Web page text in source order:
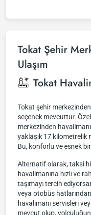
Tokat Şehir
Ulaşım
Tokat
Tokat şehir
seçenek mevcuttur.
merkezinden
yaklaşık 17 kilometrelik
Bu, konforlu ve esnek
Alternatif olarak, taksi
havalimanına hızlı ve
taşımayı tercih
veya otobüs
havalimanı servisleri
mevcut olup,